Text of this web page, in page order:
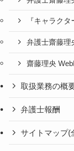
『キャラク
弁護士齋藤理
齋藤理央
取扱業務の概
弁護士報酬
サイトマップ(